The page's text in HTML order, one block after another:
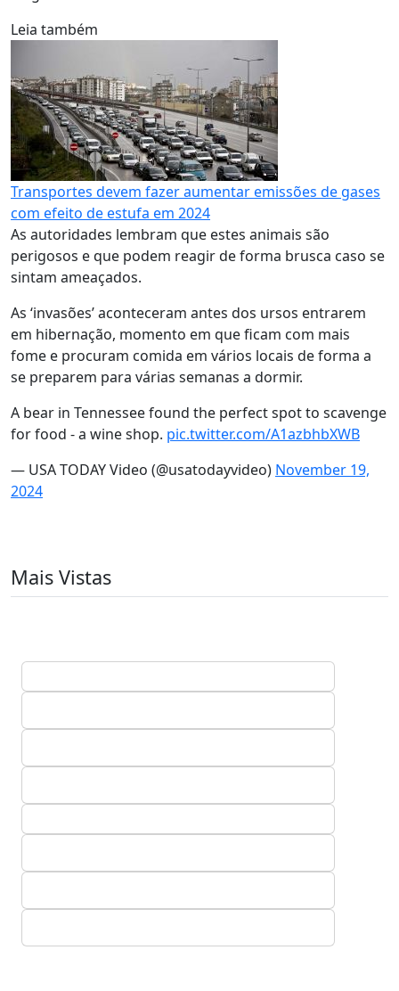
Leia também
Transportes devem fazer aumentar emissões de gases
com efeito de estufa em 2024
As autoridades lembram que estes animais são
perigosos e que podem reagir de forma brusca caso se
sintam ameaçados.
As ‘invasões’ aconteceram antes dos ursos entrarem
em hibernação, momento em que ficam com mais
fome e procuram comida em vários locais de forma a
se preparem para várias semanas a dormir.
A bear in Tennessee found the perfect spot to scavenge
for food - a wine shop. pic.twitter.com/A1azbhbXWB
— USA TODAY Video (@usatodayvideo) November 19,
2024
Mais Vistas